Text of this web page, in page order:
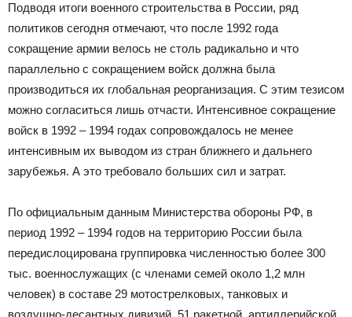
Подводя итоги военного строительства в России, ряд
политиков сегодня отмечают, что после 1992 года
сокращение армии велось не столь радикально и что
параллельно с сокращением войск должна была
производиться их глобальная реорганизация. С этим тезисом
можно согласиться лишь отчасти. Интенсивное сокращение
войск в 1992 – 1994 годах сопровождалось не менее
интенсивным их выводом из стран ближнего и дальнего
зарубежья. А это требовало больших сил и затрат.
По официальным данным Министерства обороны РФ, в
период 1992 – 1994 годов на территорию России была
передислоцирована группировка численностью более 300
тыс. военнослужащих (с членами семей около 1,2 млн
человек) в составе 29 мотострелковых, танковых и
воздушно-десантных дивизий, 51 ракетной, артиллерийской,